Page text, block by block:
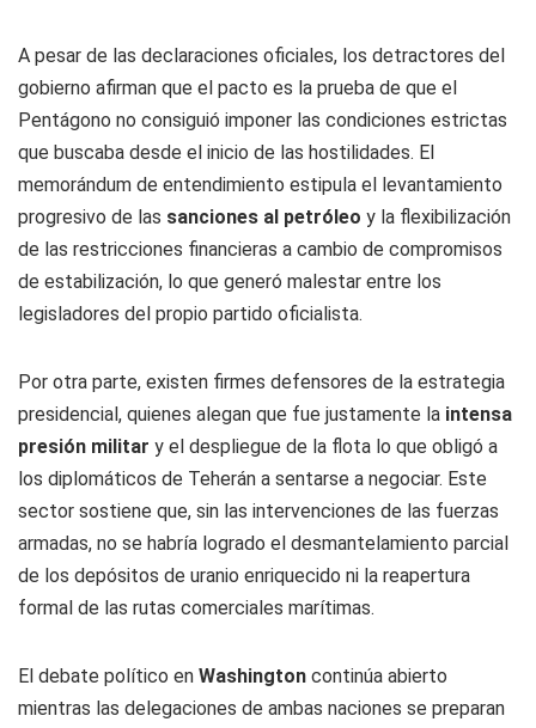
A pesar de las declaraciones oficiales, los detractores del
gobierno afirman que el pacto es la prueba de que el
Pentágono no consiguió imponer las condiciones estrictas
que buscaba desde el inicio de las hostilidades. El
memorándum de entendimiento estipula el levantamiento
progresivo de las sanciones al petróleo y la flexibilización
de las restricciones financieras a cambio de compromisos
de estabilización, lo que generó malestar entre los
legisladores del propio partido oficialista.
Por otra parte, existen firmes defensores de la estrategia
presidencial, quienes alegan que fue justamente la intensa
presión militar y el despliegue de la flota lo que obligó a
los diplomáticos de Teherán a sentarse a negociar. Este
sector sostiene que, sin las intervenciones de las fuerzas
armadas, no se habría logrado el desmantelamiento parcial
de los depósitos de uranio enriquecido ni la reapertura
formal de las rutas comerciales marítimas.
El debate político en Washington continúa abierto
mientras las delegaciones de ambas naciones se preparan